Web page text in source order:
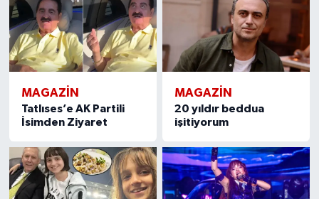
MAGAZIN
Tatlıses’e AK Partili
İsimden Ziyaret
MAGAZIN
20 yıldır beddua
işitiyorum